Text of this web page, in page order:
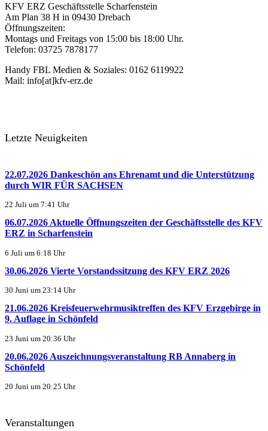
KFV ERZ Geschäftsstelle Scharfenstein
Am Plan 38 H in 09430 Drebach
Öffnungszeiten:
Montags und Freitags von 15:00 bis 18:00 Uhr.
Telefon: 03725 7878177
Handy FBL Medien & Soziales: 0162 6119922
Mail: info[at]kfv-erz.de
Letzte Neuigkeiten
22.07.2026 Dankeschön ans Ehrenamt und die Unterstützung
durch WIR FÜR SACHSEN
22 Juli um 7:41 Uhr
06.07.2026 Aktuelle Öffnungszeiten der Geschäftsstelle des KFV
ERZ in Scharfenstein
6 Juli um 6:18 Uhr
30.06.2026 Vierte Vorstandssitzung des KFV ERZ 2026
30 Juni um 23:14 Uhr
21.06.2026 Kreisfeuerwehrmusiktreffen des KFV Erzgebirge in
9. Auflage in Schönfeld
23 Juni um 20:36 Uhr
20.06.2026 Auszeichnungsveranstaltung RB Annaberg in
Schönfeld
20 Juni um 20:25 Uhr
Veranstaltungen